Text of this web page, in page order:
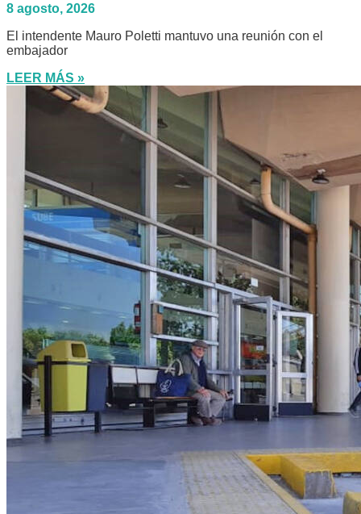
8 agosto, 2026
El intendente Mauro Poletti mantuvo una reunión con el
embajador
LEER MÁS »